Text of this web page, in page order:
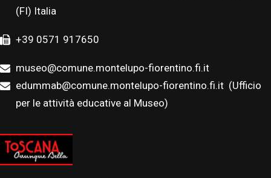
(FI) Italia
+39 0571 917650
museo@comune.montelupo-fiorentino.fi.it
edummab@comune.montelupo-fiorentino.fi.it (Ufficio
per le attività educative al Museo)